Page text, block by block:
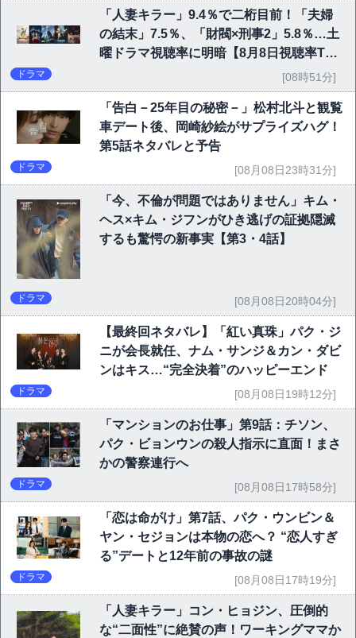
「人妻キラー」9.4％で二桁目前！「夫婦
の結末」7.5％、「財閥×刑事2」5.8％…土
曜ドラマ視聴率に明暗【8月8日視聴率TO
ドラマ [08時51分]
「告白－25年目の秘密－」松村北斗と観覧
車デート後、岡崎紗絵がサプライズハグ！
第5話ネタバレと予告
ドラマ [08月08日23時31分]
「今、不倫が問題ではありません」キム・
ヘス×キム・ジフンがひき逃げの証拠隠滅
するも驚愕の新事実【第3・4話】
ドラマ [08月08日20時04分]
【最終回ネタバレ】「紅い真珠」パク・ジ
ニが会長就任、ナム・サンジ＆カン・ダビ
ンはキス…“完全決着”のハッピーエンド
ドラマ [08月08日19時12分]
「マンションのお仕事」第9話：チソン、
パク・ビョンウンの殺人指示に直面！まさ
かの警察連行へ
ドラマ [08月08日17時58分]
「恋は命がけ」第7話、パク・ウンビン＆
ヤン・セジョンは本物の恋へ？ “恋人すぎ
る”デートと12年前の事故の謎
ドラマ [08月08日17時19分]
「人妻キラー」コン・ヒョジン、圧倒的
な“二面性”に絶賛の声！ワーキングママか